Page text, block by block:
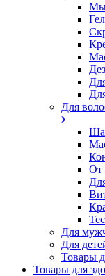
Для
От
Для
Для
Товары
Товары для